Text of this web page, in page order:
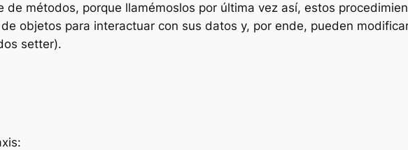
métodos, porque llamémoslos por última vez así, estos
objetos para interactuar con sus datos y, por ende, pueden
setter).